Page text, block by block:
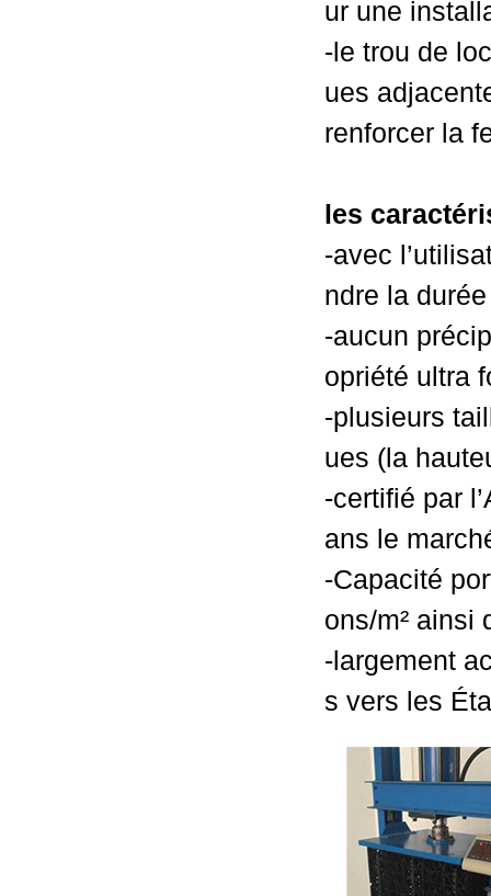
ur une
-le trou de
ues
renforcer la
les
-avec
ndre la
-aucun
opriété ultra
-plusieurs
ues (la
-certifié par
ans le
-Capacité
ons/m² ainsi
-largement
s vers les